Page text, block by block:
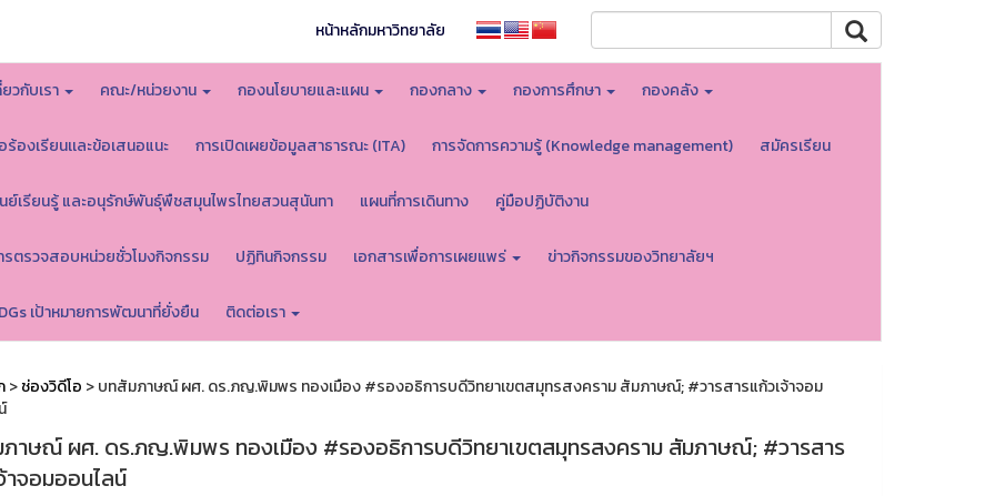
หน้าหลักมหาวิทยาลัย
ยวกับเรา คณะ/หน่วยงาน กองนโยบายและแผน กองกลาง กองการศึกษา กองคลัง
ร้องเรียนเเละข้อเสนอแนะ การเปิดเผยข้อมูลสาธารณะ (ITA) การจัดการความรู้ (Knowledge management) สมัครเรียน
ย์เรียนรู้ และอนุรักษ์พันธุ์พืชสมุนไพรไทยสวนสุนันทา แผนที่การเดินทาง คู่มือปฏิบัติงาน
รตรวจสอบหน่วยชั่วโมงกิจกรรม ปฏิทินกิจกรรม เอกสารเพื่อการเผยแพร่ ข่าวกิจกรรมของวิทยาลัยฯ
เป้าหมายการพัฒนาที่ยั่งยืน ติดต่อเรา
>ช่องวิดีโอ > บทสัมภาษณ์ ผศ. ดร.ภญ.พิมพร ทองเมือง #รองอธิการบดีวิทยาเขตสมุทรสงคราม สัมภาษณ์; #วารสารแก้วเจ้าจอม
าษณ์ ผศ. ดร.ภญ.พิมพร ทองเมือง #รองอธิการบดีวิทยาเขตสมุทรสงคราม สัมภาษณ์; #วารสาร
าจอมออนไลน์